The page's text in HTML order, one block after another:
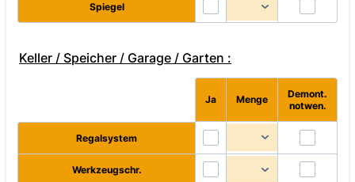
Spiegel
Keller / Speicher / Garage / Garten :
Ja Menge
Demont.
notwen.
Regalsystem
Werkzeugschr.